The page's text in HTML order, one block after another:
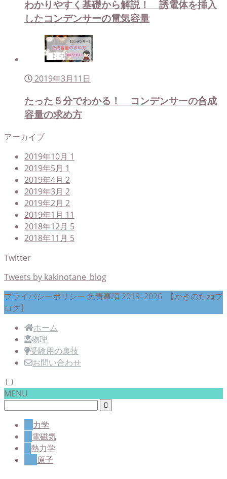
わかりやすく基礎から解説！ 誘電体を挿入
したコンデンサーの電気容量
2019年3月11日
たった５分でわかる！ コンデンサーの合成
容量の求め方
アーカイブ
2019年10月 1
2019年5月 1
2019年4月 2
2019年3月 2
2019年2月 2
2019年1月 11
2018年12月 5
2018年11月 5
Twitter
Tweets by kakinotane_blog
プライバシーポリシー 免責事項 2019–2026 【かきのたねブ
ログ】
ホーム
物理
受験用の裏技
お問い合わせ
MENU
力学
電磁気
熱力学
原子